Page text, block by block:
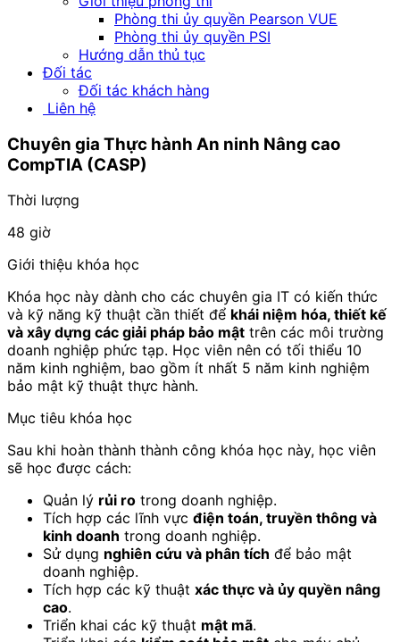
Phòng thi ủy quyền Pearson VUE
Phòng thi ủy quyền PSI
Hướng dẫn thủ tục
Đối tác
Đối tác khách hàng
Liên hệ
Chuyên gia Thực hành An ninh Nâng cao
CompTIA (CASP)
Thời lượng
48 giờ
Giới thiệu khóa học
Khóa học này dành cho các chuyên gia IT có kiến thức
và kỹ năng kỹ thuật cần thiết để khái niệm hóa, thiết kế
và xây dựng các giải pháp bảo mật trên các môi trường
doanh nghiệp phức tạp. Học viên nên có tối thiểu 10
năm kinh nghiệm, bao gồm ít nhất 5 năm kinh nghiệm
bảo mật kỹ thuật thực hành.
Mục tiêu khóa học
Sau khi hoàn thành thành công khóa học này, học viên
sẽ học được cách:
Quản lý rủi ro trong doanh nghiệp.
Tích hợp các lĩnh vực điện toán, truyền thông và
kinh doanh trong doanh nghiệp.
Sử dụng nghiên cứu và phân tích để bảo mật
doanh nghiệp.
Tích hợp các kỹ thuật xác thực và ủy quyền nâng
cao.
Triển khai các kỹ thuật mật mã.